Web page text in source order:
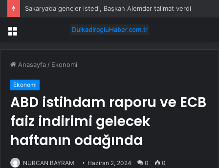
Sakarya’da gençler istedi, Başkan Alemdar talimat verdi
Menü
Anasayfa / Ekonomi
Ekonomi
ABD istihdam raporu ve ECB
faiz indirimi gelecek
haftanın odağında
NURCAN BAYRAM Haziran 2, 2024 0 0